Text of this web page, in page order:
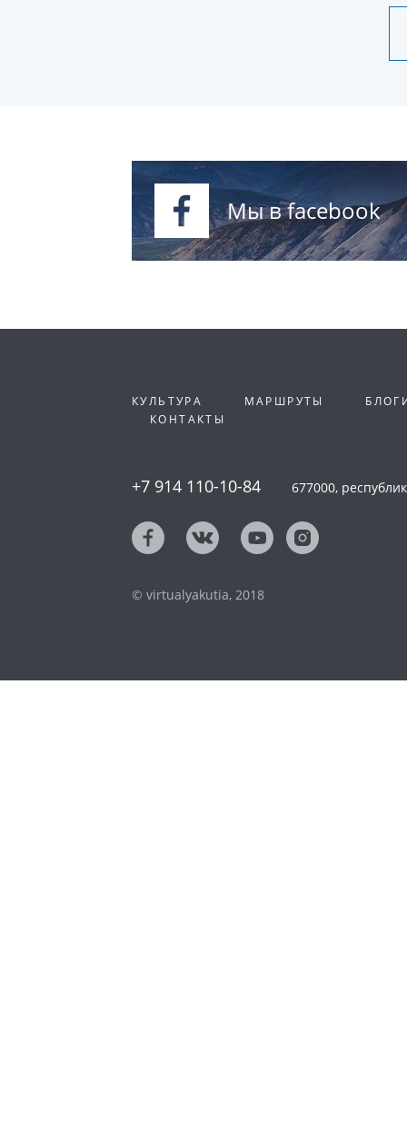
Мы в facebook
КУЛЬТУРА МАРШРУТЫ
КОНТАКТЫ
+7 914 110-10-84 677000,
© virtualyakutia, 2018